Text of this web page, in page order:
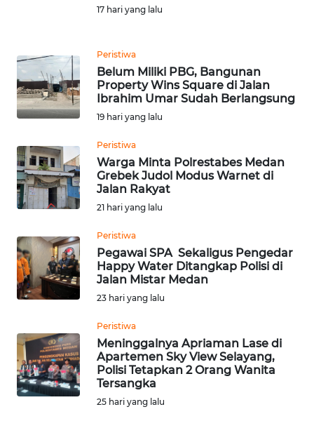
17 hari yang lalu
Peristiwa
Belum Miliki PBG, Bangunan
Property Wins Square di Jalan
Ibrahim Umar Sudah Berlangsung
19 hari yang lalu
Peristiwa
Warga Minta Polrestabes Medan
Grebek Judol Modus Warnet di
Jalan Rakyat
21 hari yang lalu
Peristiwa
Pegawai SPA Sekaligus Pengedar
Happy Water Ditangkap Polisi di
Jalan Mistar Medan
23 hari yang lalu
Peristiwa
Meninggalnya Apriaman Lase di
Apartemen Sky View Selayang,
Polisi Tetapkan 2 Orang Wanita
Tersangka
25 hari yang lalu
WN
KARO
SIMALUNGUN
WN
LABUHANBATU
WN
TAPANULI
TENGAH
WN
TEBING
TINGGI